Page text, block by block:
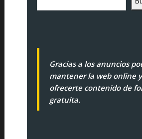
Gracias a los anuncios
mantener la web online y
ofrecerte contenido de
gratuita.